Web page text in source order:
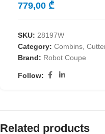
779,00 ₾
SKU: 28197W
Category: Combins,
Brand: Robot Coupe
Follow:
Related products